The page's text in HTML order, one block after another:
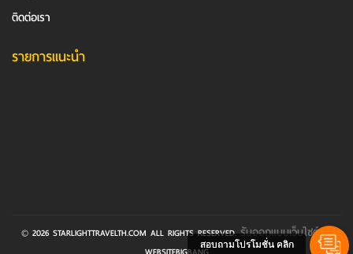
ติดต่อเรา
รายการแนะนำ
© 2026 STARLIGHTTRAVELTH.COM ALL RIGHTS RESERVED.รับออกแบบเว็บไซต์BY
สอบถามโปรโมชั่น คลิก